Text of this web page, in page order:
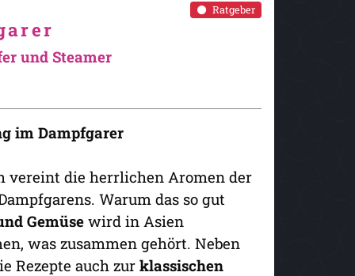
Ratgeber
und Steamer
im Dampfgarer
vereint die herrlichen Aromen der
Warum das so gut
Gemüse wird in Asien
was zusammen gehört. Neben
Rezepte auch zur klassischen